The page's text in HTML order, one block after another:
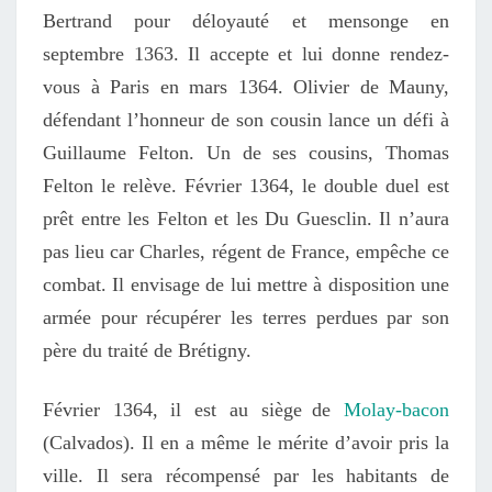
Bertrand pour déloyauté et mensonge en
septembre 1363.Il accepte et lui donne rendez-
vous à Paris en mars 1364. Olivier de Mauny,
défendant l’honneur de son cousin lance un défi à
Guillaume Felton. Un de ses cousins, Thomas
Felton le relève. Février 1364, le double duel est
prêt entre les Felton et les Du Guesclin.Il n’aura
pas lieucar Charles, régent de France, empêche ce
combat.Il envisage de lui mettre à disposition une
armée pour récupérer les terres perdues par son
père du traité de Brétigny.
Février 1364, ilest au siège deMolay-bacon
(Calvados). Il en a même le mérite d’avoir pris la
ville. Il sera récompensé par les habitants de